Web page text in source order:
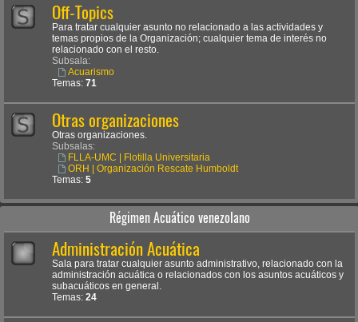
Off-Topics
Para tratar cualquier asunto no relacionado a las actividades y
temas propios de la Organización; cualquier tema de interés no
relacionado con el resto.
Subsala:
Acuarismo
Temas: 71
Otras organizaciones
Otras organizaciones.
Subsalas:
FLLA-UMC | Flotilla Universitaria
ORH | Organización Rescate Humboldt
Temas: 5
Régimen Acuático venezolano
Administración Acuática
Sala para tratar cualquier asunto administrativo, relacionado con la
administración acuática o relacionados con los asuntos acuáticos y
subacuáticos en general.
Temas: 24